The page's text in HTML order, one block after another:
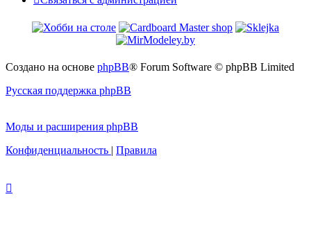
администрацией
Создано на основе phpBB® Forum Software © phpBB Limited
Русская поддержка phpBB
Моды и расширения phpBB
Конфиденциальность | Правила